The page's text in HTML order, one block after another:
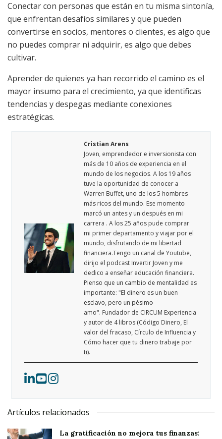
Conectar con personas que están en tu misma sintonía,
que enfrentan desafíos similares y que pueden
convertirse en socios, mentores o clientes, es algo que
no puedes comprar ni adquirir, es algo que debes
cultivar.
Aprender de quienes ya han recorrido el camino es el
mayor insumo para el crecimiento, ya que identificas
tendencias y despegas mediante conexiones
estratégicas.
Cristian Arens
Joven, emprendedor e inversionista con
más de 10 años de experiencia en el
mundo de los negocios. A los 19 años
tuve la oportunidad de conocer a
Warren Buffet, uno de los 5 hombres
más ricos del mundo. Ese momento
marcó un antes y un después en mi
carrera . A los 25 años pude comprar
mi primer departamento y viajar por el
mundo, disfrutando de mi libertad
financiera.Tengo un canal de Youtube,
dirijo el podcast Invertir Joven y me
dedico a enseñar educación financiera.
Pienso que un cambio de mentalidad es
importante: "El dinero es un buen
esclavo, pero un pésimo
amo". Fundador de CIRCUM Experiencia
y autor de 4 libros (Código Dinero, El
valor del fracaso, Círculo de Influencia y
Cómo hacer que tu dinero trabaje por
ti).
Artículos relacionados
La gratificación no mejora tus finanzas: